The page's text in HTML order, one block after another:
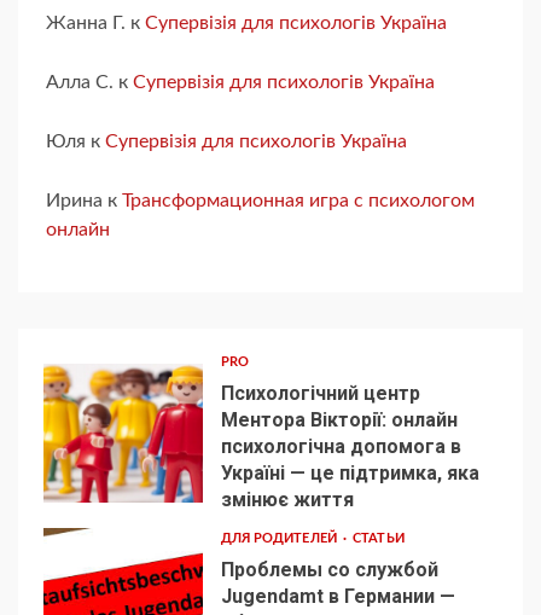
Жанна Г. к Супервізія для психологів Україна
Алла С. к Супервізія для психологів Україна
Юля к Супервізія для психологів Україна
Ирина к Трансформационная игра с психологом
онлайн
1
PRO
Психологічний центр
Ментора Вікторії: онлайн
психологічна допомога в
Україні — це підтримка, яка
змінює життя
ДЛЯ РОДИТЕЛЕЙ СТАТЬИ
Проблемы со службой
Jugendamt в Германии —